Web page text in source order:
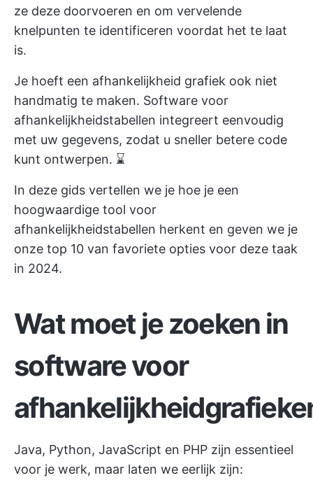
ze deze doorvoeren en om vervelende
knelpunten te identificeren voordat het te laat
is.
Je hoeft een afhankelijkheid grafiek ook niet
handmatig te maken. Software voor
afhankelijkheidstabellen integreert eenvoudig
met uw gegevens, zodat u sneller betere code
kunt ontwerpen. ⌛
In deze gids vertellen we je hoe je een
hoogwaardige tool voor
afhankelijkheidstabellen herkent en geven we je
onze top 10 van favoriete opties voor deze taak
in 2024.
Wat moet je zoeken in
software voor
Java, Python, JavaScript en PHP zijn essentieel
voor je werk, maar laten we eerlijk zijn: